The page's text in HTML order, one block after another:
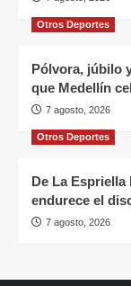
Otros Deportes
Pólvora, júbilo
que Medellín
7 agosto, 2026
Otros Deportes
De La
endurece el
7 agosto, 2026